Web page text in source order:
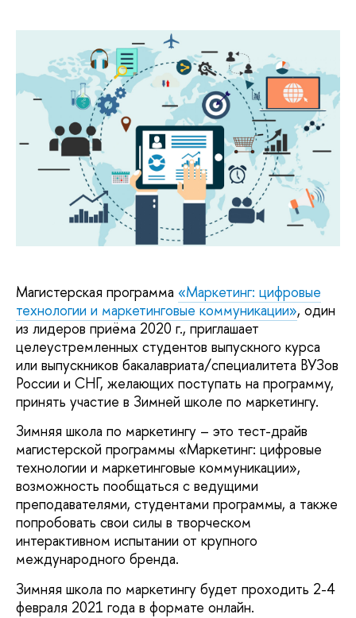
Магистерская программа «Маркетинг: цифровые
технологии и маркетинговые коммуникации», один
из лидеров приёма 2020 г., приглашает
целеустремленных студентов выпускного курса
или выпускников бакалавриата/специалитета ВУЗов
России и СНГ, желающих поступать на программу,
принять участие в Зимней школе по маркетингу.
Зимняя школа по маркетингу – это тест-драйв
магистерской программы «Маркетинг: цифровые
технологии и маркетинговые коммуникации»,
возможность пообщаться с ведущими
преподавателями, студентами программы, а также
попробовать свои силы в творческом
интерактивном испытании от крупного
международного бренда.
Зимняя школа по маркетингу будет проходить 2-4
февраля 2021 года в формате онлайн.